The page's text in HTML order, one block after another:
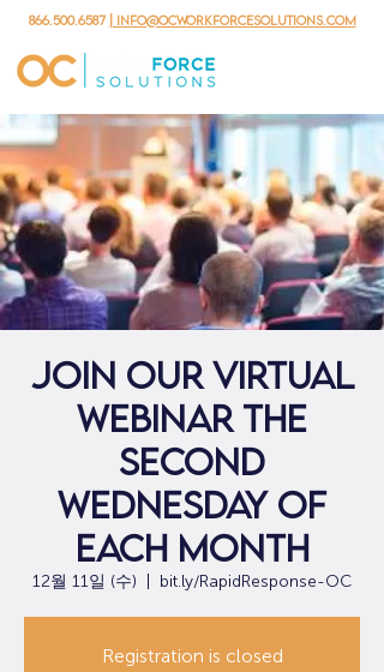
866.500.6587 | info@ocworkforcesolutions.com
Join our virtual
webinar the
second
Wednesday of
each month
12월 11일 (수) bit.ly/RapidResponse-OC
Registration is closed